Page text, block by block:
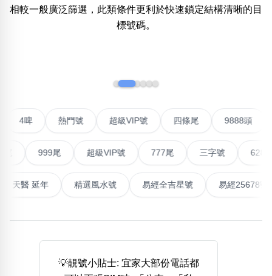
無0 無2無3無4無5 無7無8 無9
熱門分類
888尾
999尾 777尾 9字頭 6字頭
無4字
全大數字
5萬以上 生天延 全吉星(全號)
相較一般廣泛篩選，此類條件更利於快速鎖定結構清晰的目
標號碼。
熱門號 超級VIP號 四條尾 9888頭
999尾 超級VIP號 777尾 三字號 6288頭
能量生氣 天醫 延年 精選風水號 易經全吉星號 易經
💡靚號小貼士: 宜家大部份電話都